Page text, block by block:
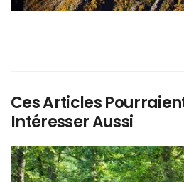
Ces Articles
Intéresser Aussi